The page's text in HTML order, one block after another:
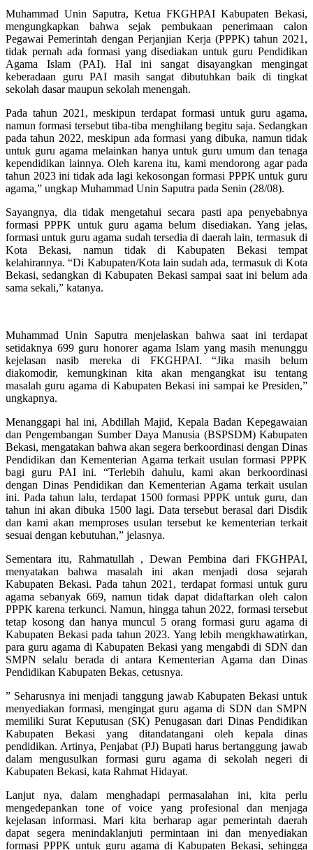
Muhammad Unin Saputra, Ketua FKGHPAI Kabupaten Bekasi,
mengungkapkan bahwa sejak pembukaan penerimaan calon
Pegawai Pemerintah dengan Perjanjian Kerja (PPPK) tahun 2021,
tidak pernah ada formasi yang disediakan untuk guru Pendidikan
Agama Islam (PAI). Hal ini sangat disayangkan mengingat
keberadaan guru PAI masih sangat dibutuhkan baik di tingkat
sekolah dasar maupun sekolah menengah.
Pada tahun 2021, meskipun terdapat formasi untuk guru agama,
namun formasi tersebut tiba-tiba menghilang begitu saja. Sedangkan
pada tahun 2022, meskipun ada formasi yang dibuka, namun tidak
untuk guru agama melainkan hanya untuk guru umum dan tenaga
kependidikan lainnya. Oleh karena itu, kami mendorong agar pada
tahun 2023 ini tidak ada lagi kekosongan formasi PPPK untuk guru
agama,” ungkap Muhammad Unin Saputra pada Senin (28/08).
Sayangnya, dia tidak mengetahui secara pasti apa penyebabnya
formasi PPPK untuk guru agama belum disediakan. Yang jelas,
formasi untuk guru agama sudah tersedia di daerah lain, termasuk di
Kota Bekasi, namun tidak di Kabupaten Bekasi tempat
kelahirannya. “Di Kabupaten/Kota lain sudah ada, termasuk di Kota
Bekasi, sedangkan di Kabupaten Bekasi sampai saat ini belum ada
sama sekali,” katanya.
Muhammad Unin Saputra menjelaskan bahwa saat ini terdapat
setidaknya 699 guru honorer agama Islam yang masih menunggu
kejelasan nasib mereka di FKGHPAI. “Jika masih belum
diakomodir, kemungkinan kita akan mengangkat isu tentang
masalah guru agama di Kabupaten Bekasi ini sampai ke Presiden,”
ungkapnya.
Menanggapi hal ini, Abdillah Majid, Kepala Badan Kepegawaian
dan Pengembangan Sumber Daya Manusia (BSPSDM) Kabupaten
Bekasi, mengatakan bahwa akan segera berkoordinasi dengan Dinas
Pendidikan dan Kementerian Agama terkait usulan formasi PPPK
bagi guru PAI ini. “Terlebih dahulu, kami akan berkoordinasi
dengan Dinas Pendidikan dan Kementerian Agama terkait usulan
ini. Pada tahun lalu, terdapat 1500 formasi PPPK untuk guru, dan
tahun ini akan dibuka 1500 lagi. Data tersebut berasal dari Disdik
dan kami akan memproses usulan tersebut ke kementerian terkait
sesuai dengan kebutuhan,” jelasnya.
Sementara itu, Rahmatullah , Dewan Pembina dari FKGHPAI,
menyatakan bahwa masalah ini akan menjadi dosa sejarah
Kabupaten Bekasi. Pada tahun 2021, terdapat formasi untuk guru
agama sebanyak 669, namun tidak dapat didaftarkan oleh calon
PPPK karena terkunci. Namun, hingga tahun 2022, formasi tersebut
tetap kosong dan hanya muncul 5 orang formasi guru agama di
Kabupaten Bekasi pada tahun 2023. Yang lebih mengkhawatirkan,
para guru agama di Kabupaten Bekasi yang mengabdi di SDN dan
SMPN selalu berada di antara Kementerian Agama dan Dinas
Pendidikan Kabupaten Bekas, cetusnya.
” Seharusnya ini menjadi tanggung jawab Kabupaten Bekasi untuk
menyediakan formasi, mengingat guru agama di SDN dan SMPN
memiliki Surat Keputusan (SK) Penugasan dari Dinas Pendidikan
Kabupaten Bekasi yang ditandatangani oleh kepala dinas
pendidikan. Artinya, Penjabat (PJ) Bupati harus bertanggung jawab
dalam mengusulkan formasi guru agama di sekolah negeri di
Kabupaten Bekasi, kata Rahmat Hidayat.
Lanjut nya, dalam menghadapi permasalahan ini, kita perlu
mengedepankan tone of voice yang profesional dan menjaga
kejelasan informasi. Mari kita berharap agar pemerintah daerah
dapat segera menindaklanjuti permintaan ini dan menyediakan
formasi PPPK untuk guru agama di Kabupaten Bekasi, sehingga